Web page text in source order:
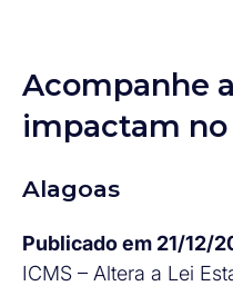
Acompanhe
impactam no
Alagoas
Publicado em 21/12/
ICMS – Altera a Lei